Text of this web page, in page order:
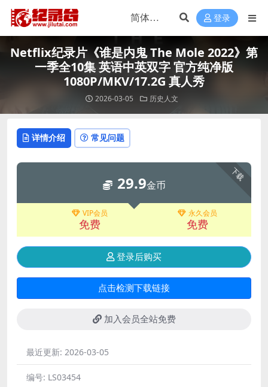
登录
Netflix纪录片《谁是内鬼 The Mole 2022》第
一季全10集 英语中英双字 官方纯净版
1080P/MKV/17.2G 真人秀
2026-03-05 历史人文
详情介绍 常见问题
下载
29.9金币
VIP会员
免费
永久会员
免费
登录后购买
点击检测下载链接
加入会员全站免费
最近更新: 2026-03-05
编号: LS03454